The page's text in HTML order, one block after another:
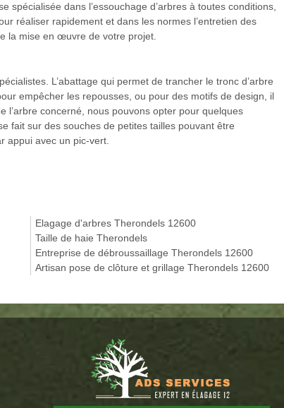
spécialisée dans l’essouchage d’arbres à toutes conditions,
réaliser rapidement et dans les normes l’entretien des
la mise en œuvre de votre projet.
L’abattage qui permet de trancher le tronc d’arbre
empêcher les repousses, ou pour des motifs de design, il
l’arbre concerné, nous pouvons opter pour quelques
fait sur des souches de petites tailles pouvant être
appui avec un pic-vert.
Elagage d'arbres Therondels 12600
Taille de haie Therondels
Entreprise de débroussaillage Therondels 12600
Artisan pose de clôture et grillage Therondels 12600